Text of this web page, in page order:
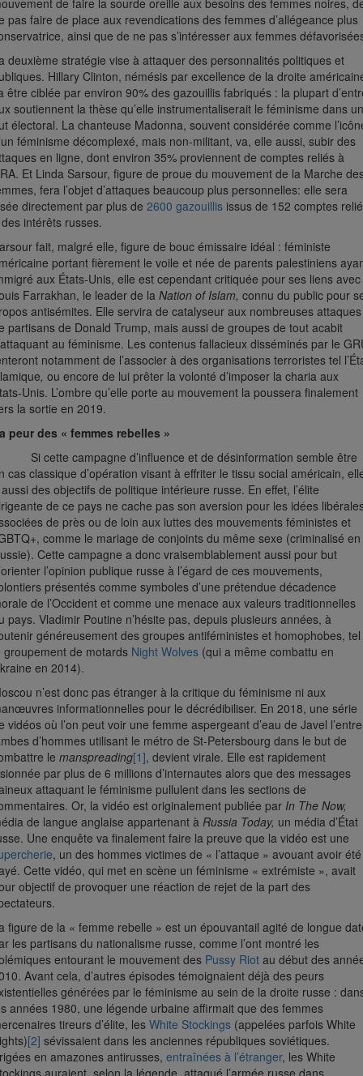
de faire la sourde oreille aux besoins des femmes noires,
pas faire de place aux revendications des femmes d’allégeance plus
ainsi que de ne pas s’intéresser aux femmes
deuxième stratégie vise à attaquer des personnalités politiques et
Hillary Clinton, némésis par excellence de la droite
être ciblée par environ 90% des gazouillis fabriqués : la plupart
soutiennent la thèse qu’elle instrumentaliserait le féminisme dans un
électoral. La chanteuse Madonna, souvent considérée comme
féminisme décomplexé, mais non-militant, va, elle aussi, subir des
en ligne, dont environ 35% proviennent de comptes reliés à
Et Linda Sarsour, figure de proue du mouvement de la Marche
fera l’objet d’attaques beaucoup plus personnelles: elle sera
directement par plus de 2600 gazouillis issus de 152 comptes
intérêts russes.
fait, malgré elle, figure de bouc émissaire idéal : féministe
portant fièrement le voile et née de parents palestiniens
aux États-Unis, elle est cependant critiquée pour ses liens avec
Farrakhan, le leader de la Nation of Islam, connu du public pour
antisémites. Elle servira de catalyseur aux nombreuses attaques
partisans de Donald Trump, mais aussi de groupes de tout acabit
au féminisme. Les contenus fallacieux disséminés par le
notamment de l’associer à des organisations terroristes tel
, ou encore de lui prêter la volonté d’imposer la charia aux
Unis. L’ombre qu’elle porte au mouvement la poussera finalement
la sortie en 2019.
peur des « femmes rebelles »
cette campagne d’influence et de désinformation semble être
cas classique d’opération visant à effriter le tissu social américain,
des objectifs de politique intérieure russe. En effet, l’élite
de ce pays ne cache pas son aversion pour les idées
de près ou de loin aux luttes des mouvements féministes et
comme le mariage de conjoints du même sexe (criminalisé en
Cette campagne a donc vraisemblablement aussi pour but
l’opinion publique russe à l’égard de ces mouvements,
présentés comme symboles d’une prétendue décadence
de l’Occident et comme une menace aux valeurs traditionnelles
pays. Vladimir Poutine n’hésite pas, depuis plusieurs années, à
généreusement des groupes antiféministes et homophobes, tel
groupement de motards Night Wolves (qui a même combattu en
en 2014).
n’est donc pas étranger à la critique du féminisme ni aux
informationnelles pour le décrédibiliser. En 2018, une série
vidéos où l’on peut voir une femme aspergeant d’eau de Javel
d’hommes utilisant le métro de St-Petersbourg dans le but de
le manspreading[1], devient virale. Elle est rapidement
par plus de 6 millions d’internautes alors que des messages
attaquant le féminisme pullulent dans les sections de
Or, la vidéo est originalement publiée par In The Now,
de langue anglaise appartenant à Russia Today, un média d’État
Une enquête va finalement faire la preuve que la vidéo est une
, un des hommes victimes de « l’attaque » avouant avoir été
Cette vidéo, qui met en scène un féminisme « extrémiste », avait
objectif de provoquer une réaction de rejet de la part des
figure de la « femme rebelle » est un épouvantail agité de longue
les partisans du nationalisme russe, comme l’ont montré les
entourant le mouvement des Pussy Riot au début des
Avant cela, d’autres épisodes témoignaient déjà des peurs
générées par le féminisme au sein de la droite russe :
années 1980, une légende urbaine affirmait que des femmes
tireurs d’élite, les White Stockings (appelées parfois White
[2] sévissaient dans les anciennes républiques soviétiques.
en amazones antirusses, entraînées à l’étranger, les White
auraient, selon la légende, attaqué l’armée russe dans